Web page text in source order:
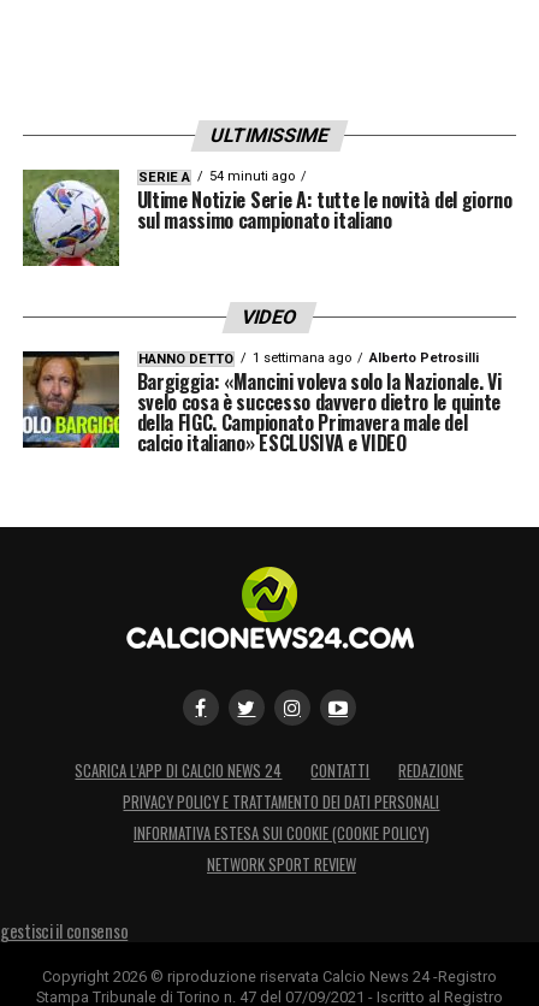
ULTIMISSIME
SERIE A 54 minuti ago
Ultime Notizie Serie A: tutte le novità del giorno
sul massimo campionato italiano
VIDEO
HANNO DETTO 1 settimana ago Alberto Petrosilli
Bargiggia: «Mancini voleva solo la Nazionale. Vi
svelo cosa è successo davvero dietro le quinte
della FIGC. Campionato Primavera male del
calcio italiano» ESCLUSIVA e VIDEO
SCARICA L’APP DI CALCIO NEWS 24 CONTATTI
REDAZIONE
PRIVACY POLICY E TRATTAMENTO DEI DATI PERSONALI
INFORMATIVA ESTESA SUI COOKIE (COOKIE POLICY)
NETWORK SPORT REVIEW
gestisci il consenso
Copyright 2026 © riproduzione riservata Calcio News 24 -Registro
Stampa Tribunale di Torino n. 47 del 07/09/2021 - Iscritto al Registro